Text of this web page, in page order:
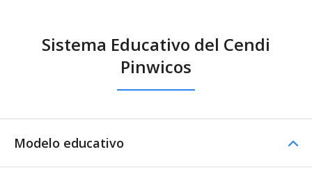
Sistema Educativo del Cendi
Pinwicos
Modelo educativo